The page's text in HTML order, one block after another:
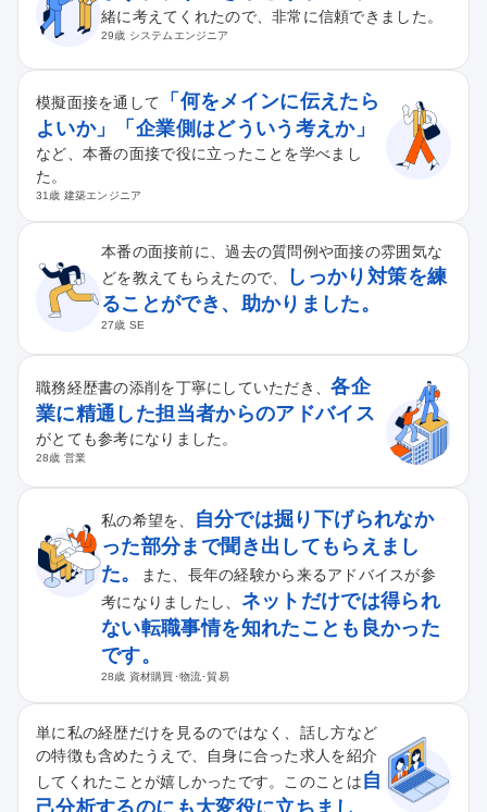
緒に考えてくれたので、非常に信頼できました。
29歳 システムエンジニア
模擬面接を通して
「何をメインに伝えたら
よいか」「企業側はどういう考えか」
など、本番の面接で役に立ったことを学べまし
た。
31歳 建築エンジニア
本番の面接前に、過去の質問例や面接の雰囲気な
どを教えてもらえたので、
しっかり対策を練
ることができ、助かりました。
27歳 SE
職務経歴書の添削を丁寧にしていただき、各企
業に精通した担当者からのアドバイス
がとても参考になりました。
28歳 営業
私の希望を、
自分では掘り下げられなか
った部分まで聞き出してもらえまし
た。
また、長年の経験から来るアドバイスが参
考になりましたし、 ネットだけでは得られ
ない転職事情を知れたことも良かった
です。
28歳 資材購買･物流･貿易
単に私の経歴だけを見るのではなく、話し方など
の特徴も含めたうえで、自身に合った求人を紹介
してくれたことが嬉しかったです。このことは自
己分析するのにも大変役に立ちまし